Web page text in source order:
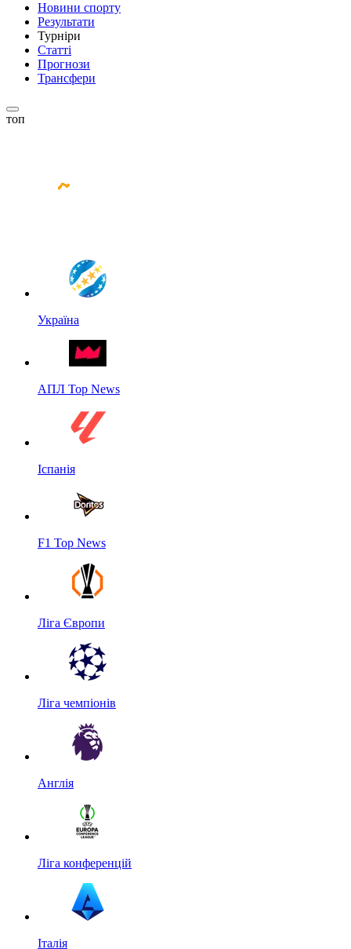
Новини спорту
Результати
Турніри
Статті
Прогнози
Трансфери
топ
Україна
АПЛ Top News
Іспанія
F1 Top News
Ліга Європи
Ліга чемпіонів
Англія
Ліга конференцій
Італія